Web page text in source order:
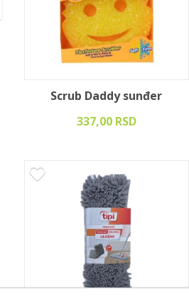
Scrub Daddy sunđer
337,00 RSD